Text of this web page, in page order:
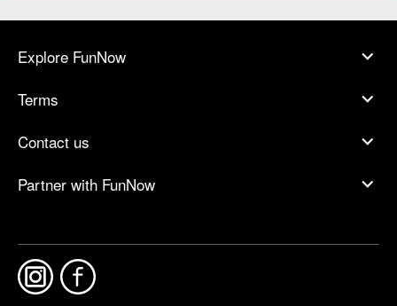
Explore FunNow
Terms
Contact us
Partner with FunNow